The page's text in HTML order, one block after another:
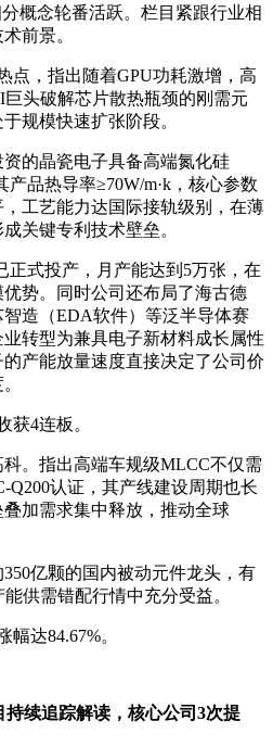
概念轮番活跃。栏目紧跟行业相
前景。
点，指出随着GPU功耗激增，高
头破解芯片散热瓶颈的刚需元
规模快速扩张阶段。
的晶瓷电子具备高端氮化硅
品热导率≥70W/m·k，核心参数
工艺能力达国际接轨级别，在薄
关键专利技术壁垒。
式投产，月产能达到5万张，在
势。同时公司还布局了海古德
智造（EDA软件）等泛半导体赛
转型为兼具电子新材料成长属性
产能放量速度直接决定了公司价
获4连板。
。指出高端车规级MLCC不仅需
Q200认证，其产线建设周期也长
加需求集中释放，推动全球
亿颗的国内被动元件龙头，有
供需错配行情中充分受益。
达84.67%。
持续追踪解读，核心公司3次提